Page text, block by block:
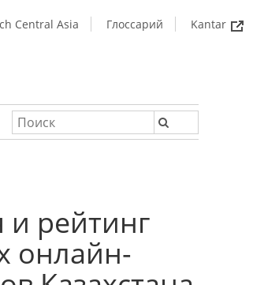
Central Asia Глоссарий Kantar
и рейтинг
онлайн-